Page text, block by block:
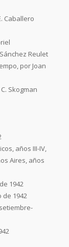
Caballero
Reulet
por Joan
Skogman
años III-IV,
Aires, años
1942
de 1942